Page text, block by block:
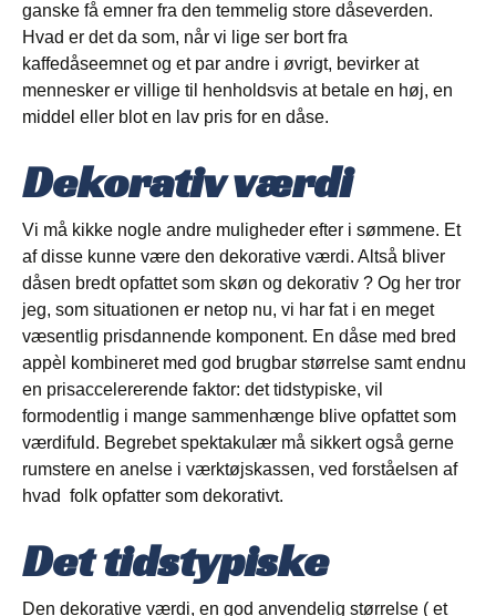
ganske få emner fra den temmelig store dåseverden.
Hvad er det da som, når vi lige ser bort fra
kaffedåseemnet og et par andre i øvrigt, bevirker at
mennesker er villige til henholdsvis at betale en høj, en
middel eller blot en lav pris for en dåse.
Dekorativ værdi
Vi må kikke nogle andre muligheder efter i sømmene. Et
af disse kunne være den dekorative værdi. Altså bliver
dåsen bredt opfattet som skøn og dekorativ ? Og her tror
jeg, som situationen er netop nu, vi har fat i en meget
væsentlig prisdannende komponent. En dåse med bred
appèl kombineret med god brugbar størrelse samt endnu
en prisaccelererende faktor: det tidstypiske, vil
formodentlig i mange sammenhænge blive opfattet som
værdifuld. Begrebet spektakulær må sikkert også gerne
rumstere en anelse i værktøjskassen, ved forståelsen af
hvad folk opfatter som dekorativt.
Dettidstypiske
Den dekorative værdi, en god anvendelig størrelse ( et